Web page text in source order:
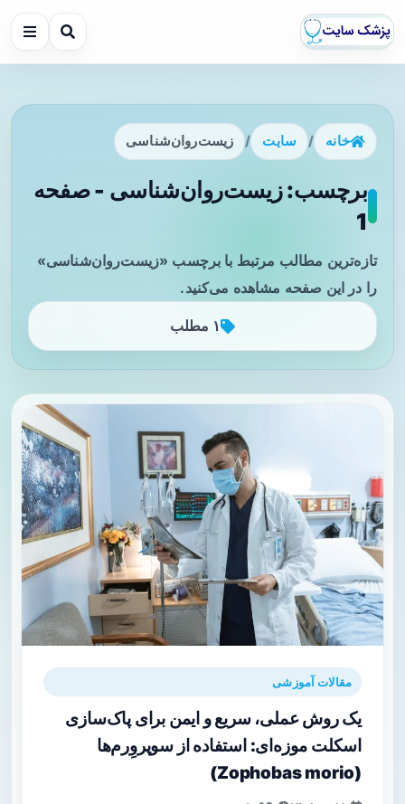
خانه / سایت / زیست‌روان‌شناسی
برچسب: زیست‌روان‌شناسی - صفحه
1
تازه‌ترین مطالب مرتبط با برچسب «زیست‌روان‌شناسی»
را در این صفحه مشاهده می‌کنید.
۱ مطلب
مقالات آموزشی
یک روش عملی، سریع و ایمن برای پاک‌سازی
اسکلت موزه‌‌ای: استفاده از سوپروِرم‌ها
(Zophobas morio)